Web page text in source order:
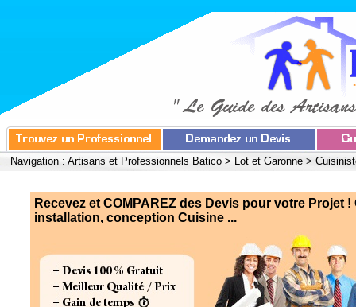
Navigation : Artisans et Professionnels Batico > Lot et Garonne >
Recevez et COMPAREZ des Devis pour votre Projet
installation, conception Cuisine ...